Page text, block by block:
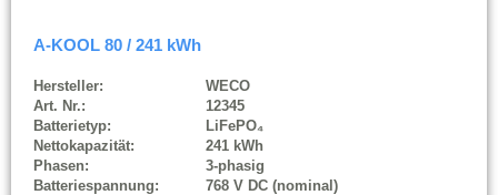
A-KOOL 80 / 241 kWh
Hersteller:
WECO
Art. Nr.:
12345
Batterietyp:
LiFePO₄
Nettokapazität:
241 kWh
Phasen:
3-phasig
Batteriespannung:
768 V DC (nominal)